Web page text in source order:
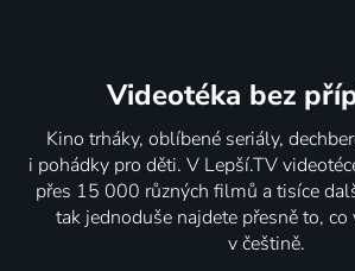
Videotéka bez
Kino trháky, oblíbené seriály,
i pohádky pro děti. V Lepší.TV
přes 15 000 různých filmů a tisíce
tak jednoduše najdete přesně to, co
v češtině.